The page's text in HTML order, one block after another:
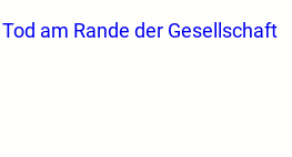
Tod am Rande der Gesellschaft